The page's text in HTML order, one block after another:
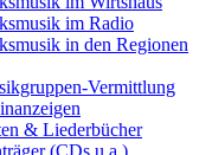
im Radio
in den Regionen
Vermittlung
& Liederbücher
(CDs u.a.)